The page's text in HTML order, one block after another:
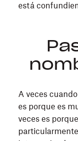
está
A veces
es porque es
veces es